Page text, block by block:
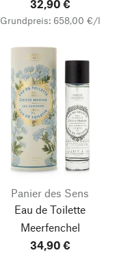
32,90 €
Grundpreis: 658,00 €/l
Panier des Sens
Eau de Toilette
Meerfenchel
34,90 €